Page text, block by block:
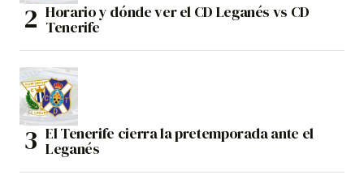
Horario y dónde ver el CD Leganés vs CD
Tenerife
El Tenerife cierra la pretemporada ante el
Leganés